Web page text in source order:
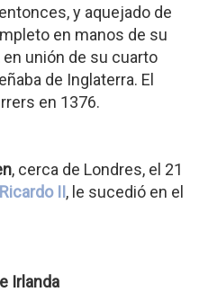
y aquejado de
en manos de su
en unión de su cuarto
de Inglaterra. El
en 1376.
, cerca de Londres, el 21
Ricardo II, le sucedió en el
Irlanda